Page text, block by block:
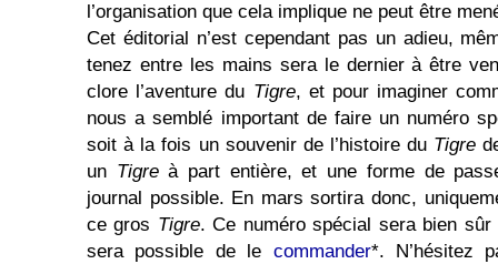
l’organisation que cela implique ne peut être
Cet éditorial n’est cependant pas un adieu,
tenez entre les mains sera le dernier à être
clore l’aventure du Tigre, et pour imaginer
nous a semblé important de faire un numéro
soit à la fois un souvenir de l’histoire du Tigre
un Tigreà part entière, et une forme de
journal possible. En mars sortira donc,
ce gros Tigre. Ce numéro spécial sera bien
sera possible de le commander*. N’hésitez